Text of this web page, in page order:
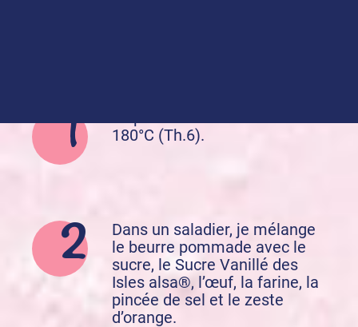
180°C (Th.6).
Dans un saladier, je mélange
le beurre pommade avec le
sucre, le Sucre Vanillé des
Isles alsa®, l’œuf, la farine, la
pincée de sel et le zeste
d’orange.